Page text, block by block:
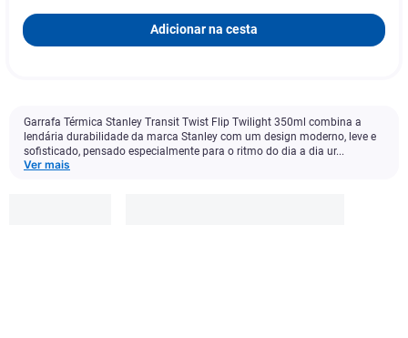
Adicionar na cesta
Garrafa Térmica Stanley Transit Twist Flip Twilight 350ml combina a
lendária durabilidade da marca Stanley com um design moderno, leve e
sofisticado, pensado especialmente para o ritmo do dia a dia ur...
Ver mais